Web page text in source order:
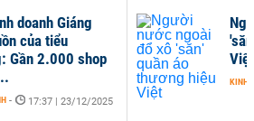
doanh Giáng
của tiểu
Gần 2.000 shop
- 17:37 | 23/12/2025
Việt
KINH